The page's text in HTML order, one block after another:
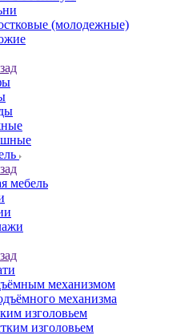
(молодежные)
мебель
механизмом
механизма
изголовьем
изголовьем